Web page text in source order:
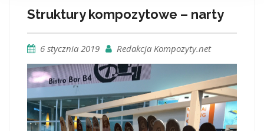
Struktury kompozytowe – narty
6 stycznia 2019 Redakcja Kompozyty.net